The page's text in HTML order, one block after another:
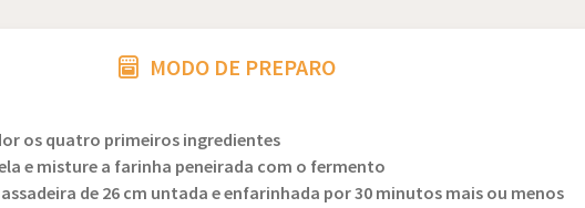
MODO DE PREPARO
os quatro primeiros ingredientes
e misture a farinha peneirada com o fermento
de 26 cm untada e enfarinhada por 30 minutos mais ou menos